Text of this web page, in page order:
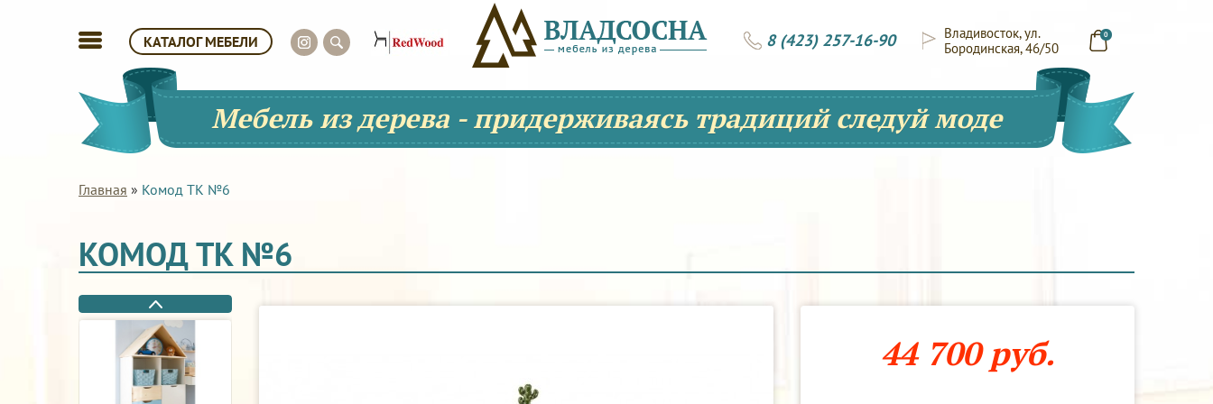
КАТАЛОГ МЕБЕЛИ 0
Владивосток, ул.
Бородинская, 46/50
8 (423) 257-16-90
Мебель из дерева - придерживаясь традиций следуй моде
Главная » Комод ТК №6
КОМОД ТК №6
44 700 руб.